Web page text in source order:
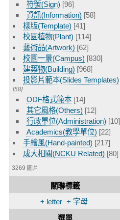
符號(Sign) [96]
資訊(Information) [58]
樣版(Template) [41]
校園植物(Plant) [114]
藝術品(Artwork) [62]
校園一景(Campus) [830]
建築物(Building) [968]
投影片範本(Slides Templates)
[58]
ODF格式範本 [14]
其它風格(Others) [12]
行政單位(Administration) [10]
Academics(教學單位) [22]
手繪風(Hand-painted) [217]
成大相關(NCKU Related) [80]
3269 圖片
關聯標籤
+ letter + 字母
選單